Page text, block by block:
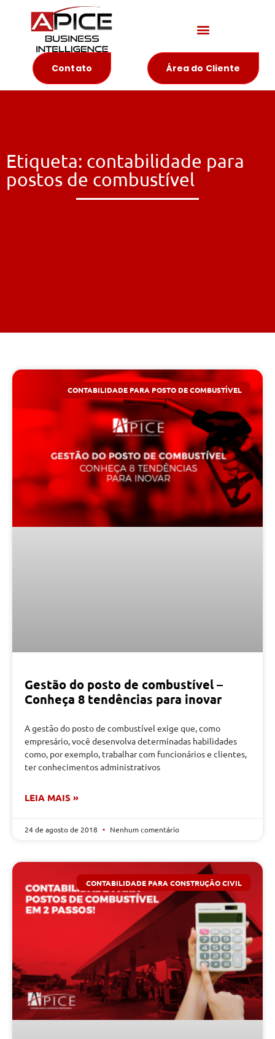
Contato Área do Cliente
Etiqueta: contabilidade para
postos de combustível
CONTABILIDADE PARA POSTO DE COMBUSTÍVEL
Gestão do posto de combustível –
Conheça 8 tendências para inovar
A gestão do posto de combustível exige que, como
empresário, você desenvolva determinadas habilidades
como, por exemplo, trabalhar com funcionários e clientes,
ter conhecimentos administrativos
LEIA MAIS »
24 de agosto de 2018 Nenhum comentário
CONTABILIDADE PARA CONSTRUÇÃO CIVIL